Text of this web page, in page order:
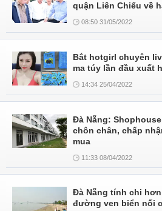
quận Liên Chiểu về
08:50 31/05/2022
Bắt hotgirl chuyên
ma túy lần đầu xuất
14:34 25/04/2022
Đà Nẵng:
chôn chân, chấp
mua
11:33 08/04/2022
Đà Nẵng tính chi
đường ven biển nối